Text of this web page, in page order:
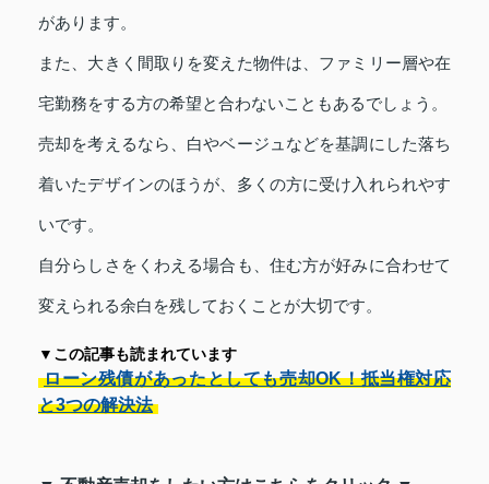
があります。
また、大きく間取りを変えた物件は、ファミリー層や在
宅勤務をする方の希望と合わないこともあるでしょう。
売却を考えるなら、白やベージュなどを基調にした落ち
着いたデザインのほうが、多くの方に受け入れられやす
いです。
自分らしさをくわえる場合も、住む方が好みに合わせて
変えられる余白を残しておくことが大切です。
▼この記事も読まれています
ローン残債があったとしても売却OK！抵当権対応
と3つの解決法